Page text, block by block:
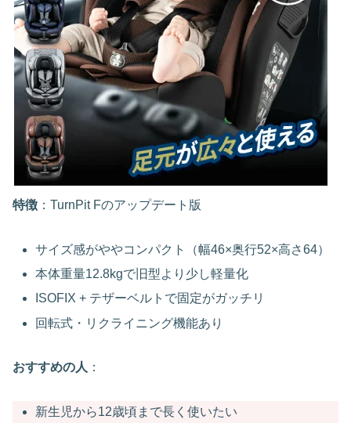
特徴 ：TurnPit Fのアップデート版
サイズ感がややコンパクト（幅46×奥行52×高さ64）
本体重量12.8kgで旧型より少し軽量化
ISOFIX + テザーベルトで固定がガッチリ
回転式・リクライニング機能あり
おすすめの人 ：
新生児から12歳頃まで長く使いたい